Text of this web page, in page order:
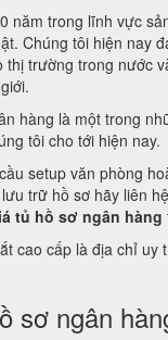
năm trong lĩnh vực
Chúng tôi hiện nay
thị trường trong nước
hàng là một trong
tôi cho tới hiện nay.
setup văn phòng
trữ hồ sơ hãy liên
tủ hồ sơ ngân hàng
cao cấp là địa chỉ uy
sơ ngân